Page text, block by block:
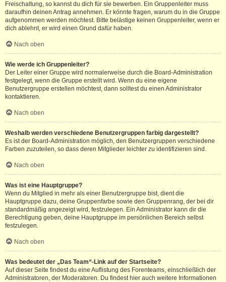
Freischaltung, so kannst du dich für sie bewerben. Ein Gruppenleiter muss
daraufhin deinen Antrag annehmen. Er könnte fragen, warum du in die Gruppe
aufgenommen werden möchtest. Bitte belästige keinen Gruppenleiter, wenn er
dich ablehnt, er wird einen Grund dafür haben.
Nach oben
Wie werde ich Gruppenleiter?
Der Leiter einer Gruppe wird normalerweise durch die Board-Administration
festgelegt, wenn die Gruppe erstellt wird. Wenn du eine eigene
Benutzergruppe erstellen möchtest, dann solltest du einen Administrator
kontaktieren.
Nach oben
Weshalb werden verschiedene Benutzergruppen farbig dargestellt?
Es ist der Board-Administration möglich, den Benutzergruppen verschiedene
Farben zuzuteilen, so dass deren Mitglieder leichter zu identifizieren sind.
Nach oben
Was ist eine Hauptgruppe?
Wenn du Mitglied in mehr als einer Benutzergruppe bist, dient die
Hauptgruppe dazu, deine Gruppenfarbe sowie den Gruppenrang, der bei dir
standardmäßig angezeigt wird, festzulegen. Ein Administrator kann dir die
Berechtigung geben, deine Hauptgruppe im persönlichen Bereich selbst
festzulegen.
Nach oben
Was bedeutet der „Das Team“-Link auf der Startseite?
Auf dieser Seite findest du eine Auflistung des Forenteams, einschließlich der
Administratoren, der Moderatoren. Du findest hier auch weitere Informationen